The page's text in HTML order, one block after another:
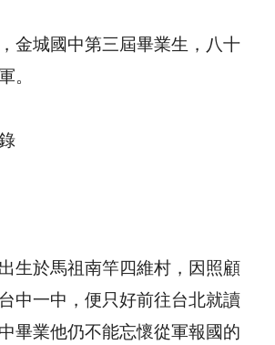
金城國中第三屆畢業生，八十
。
生於馬祖南竿四維村，因照顧
中一中，便只好前往台北就讀
畢業他仍不能忘懷從軍報國的